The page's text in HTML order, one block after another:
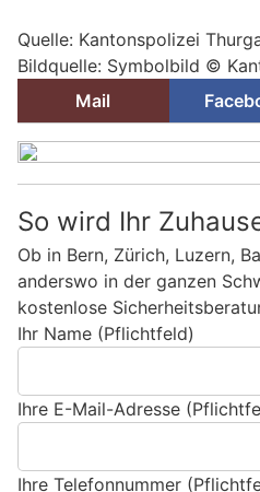
Quelle: Kantonspolizei
Bildquelle: Symbolbild ©
Mail
So wird Ihr
Ob in Bern, Zürich, Luzern,
anderswo in der ganzen
kostenlose
Ihr Name (Pflichtfeld)
Ihre E-Mail-Adresse
Ihre Telefonnummer